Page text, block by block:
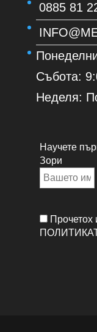
0885 81
Събота:
Неделя:
Научете
Зори
Прочетох